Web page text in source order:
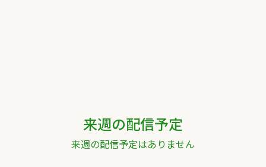
来週の配信予定
来週の配信予定はありません